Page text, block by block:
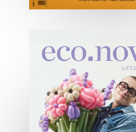
04/2026
Wirtschaftsausgabe